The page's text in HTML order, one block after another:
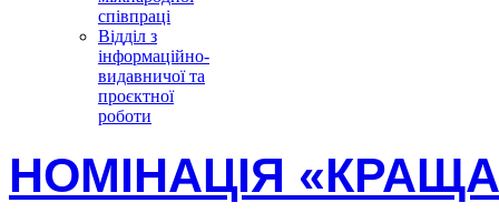
співпраці
Відділ з
інформаційно-
видавничої та
проєктної
роботи
НОМІНАЦІЯ